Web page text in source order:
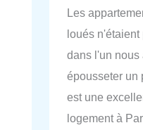
Les
loués n'étaient
dans l'un nous
épousseter un
est une
logement à